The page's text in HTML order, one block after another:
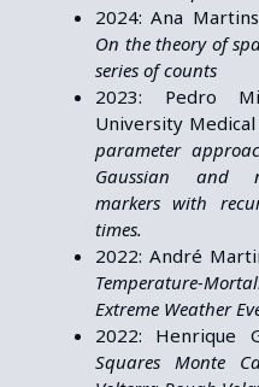
2024: Ana
On the theory of
series of counts
2023: Pedro
University
parameter
Gaussian and
markers with
times.
2022: André
Temperature-
Extreme Weather
2022: Henrique
Squares Monte